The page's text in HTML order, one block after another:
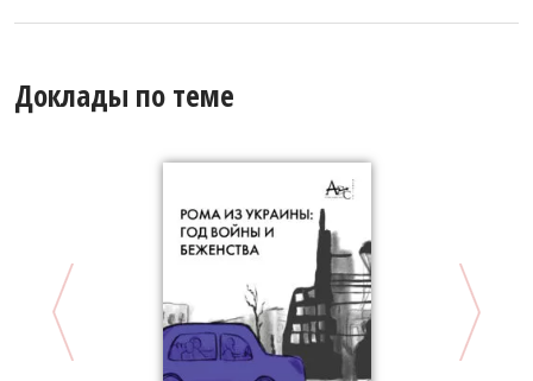
Доклады по теме